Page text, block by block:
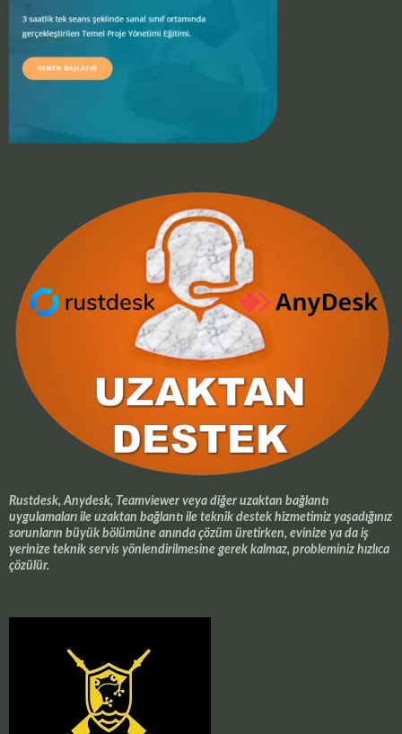
Rustdesk, Anydesk, Teamviewer veya diğer uzaktan bağlantı
uygulamaları ile uzaktan bağlantı ile teknik destek hizmetimiz yaşadığınız
sorunların büyük bölümüne anında çözüm üretirken, evinize ya da iş
yerinize teknik servis yönlendirilmesine gerek kalmaz, probleminiz hızlıca
çözülür.